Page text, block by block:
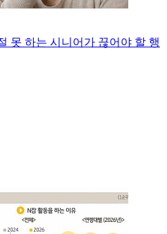
못 하는 시니어가 끊어야 할 행